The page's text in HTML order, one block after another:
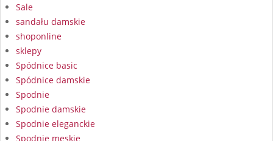
Sale
sandału damskie
shoponline
sklepy
Spódnice basic
Spódnice damskie
Spodnie
Spodnie damskie
Spodnie eleganckie
Spodnie męskie